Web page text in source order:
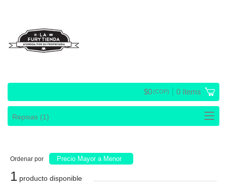
$0(COP) 0 ítems
Ordenar por Precio Mayor a Menor
1 producto disponible